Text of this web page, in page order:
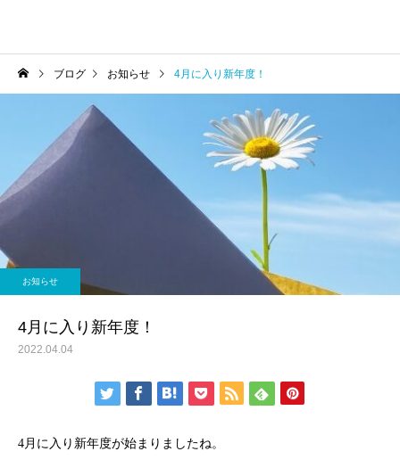
ブログ お知らせ 4月に入り新年度！
お知らせ
4月に入り新年度！
2022.04.04
4月に入り新年度が始まりましたね。